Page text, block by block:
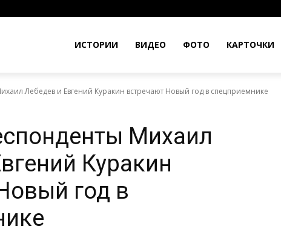
ИСТОРИИ ВИДЕО ФОТО КАРТОЧКИ
Лебедев и Евгений Куракин встречают Новый год в спецприемнике
Михаил
Куракин
год в